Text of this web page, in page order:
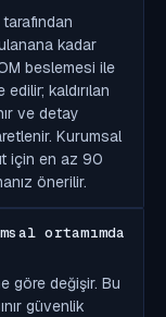
kadar
beslemesi ile
kaldırılan
ve detay
Kurumsal
için en az 90
önerilir.
ortamımda
göre değişir. Bu
güvenlik